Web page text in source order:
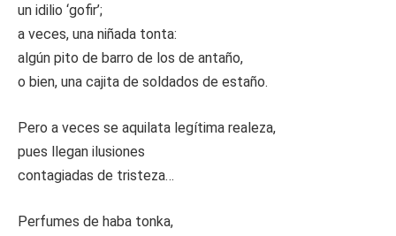
un idilio ‘gofir’;
a veces, una niñada tonta:
algún pito de barro de los de antaño,
o bien, una cajita de soldados de estaño.
Pero a veces se aquilata legítima realeza,
pues llegan ilusiones
contagiadas de tristeza…
Perfumes de haba tonka,